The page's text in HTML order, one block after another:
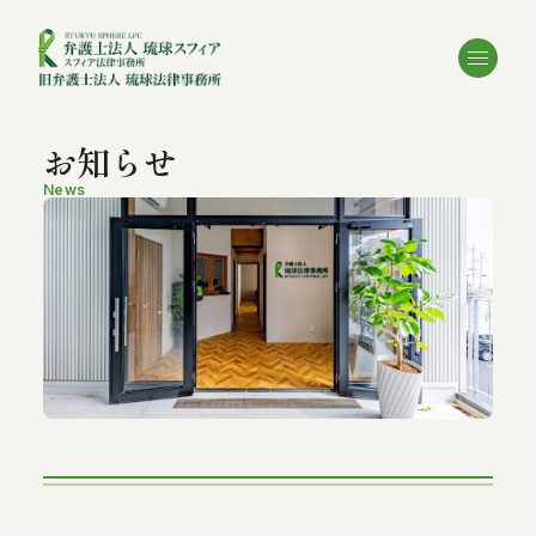
お知らせ
News